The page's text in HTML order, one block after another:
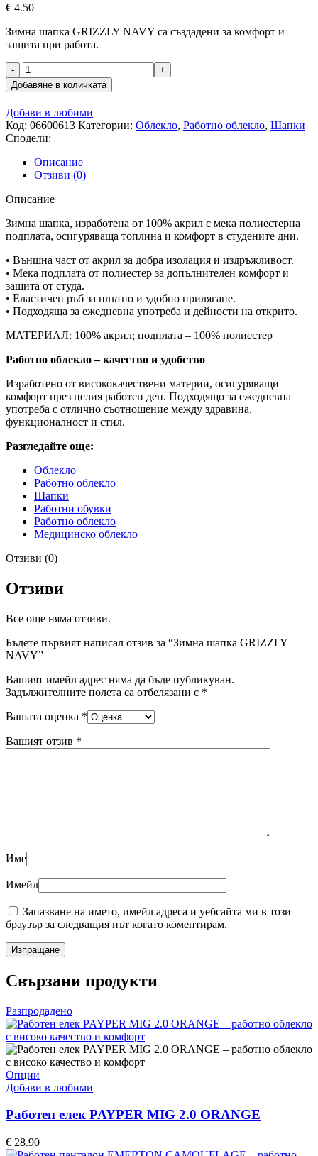
€ 4.50
Зимна шапка GRIZZLY NAVY са създадени за комфорт и
защита при работа.
количество
за
Зимна
шапка
GRIZZLY
NAVY
Добавяне в количката
Добави в любими
Код: 06600613 Категории: Облекло, Работно облекло, Шапки
Сподели:
Описание
Отзиви (0)
Описание
Зимна шапка, изработена от 100% акрил с мека полиестерна
подплата, осигуряваща топлина и комфорт в студените дни.
• Външна част от акрил за добра изолация и издръжливост.
• Мека подплата от полиестер за допълнителен комфорт и
защита от студа.
• Еластичен ръб за плътно и удобно прилягане.
• Подходяща за ежедневна употреба и дейности на открито.
МАТЕРИАЛ: 100% акрил; подплата – 100% полиестер
Работно облекло – качество и удобство
Изработено от висококачествени материи, осигуряващи
комфорт през целия работен ден. Подходящо за ежедневна
употреба с отлично съотношение между здравина,
функционалност и стил.
Разгледайте още:
Облекло
Работно облекло
Шапки
Работни обувки
Работно облекло
Медицинско облекло
Отзиви (0)
Отзиви
Все още няма отзиви.
Бъдете първият написал отзив за “Зимна шапка GRIZZLY
NAVY”
Вашият имейл адрес няма да бъде публикуван.
Задължителните полета са отбелязани с *
Вашата оценка *
Вашият отзив *
Име
Имейл
Запазване на името, имейл адреса и уебсайта ми в този
браузър за следващия път когато коментирам.
Свързани продукти
Разпродадено
Опции
product
multiple
The
options
Добави в любими
Работен елек PAYPER MIG 2.0 ORANGE
€ 28.90